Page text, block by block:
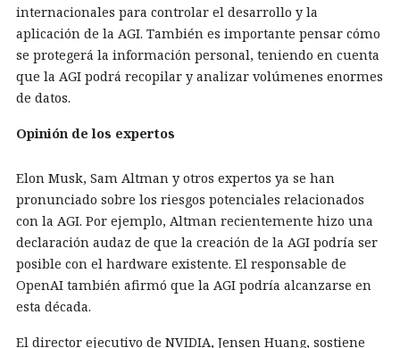
internacionales para controlar el desarrollo y la
aplicación de la AGI. También es importante pensar cómo
se protegerá la información personal, teniendo en cuenta
que la AGI podrá recopilar y analizar volúmenes enormes
de datos.
Opinión de los expertos
Elon Musk, Sam Altman y otros expertos ya se han
pronunciado sobre los riesgos potenciales relacionados
con la AGI. Por ejemplo, Altman recientemente hizo una
declaración audaz de que la creación de la AGI podría ser
posible con el hardware existente. El responsable de
OpenAI también afirmó que la AGI podría alcanzarse en
esta década.
El director ejecutivo de NVIDIA, Jensen Huang, sostiene